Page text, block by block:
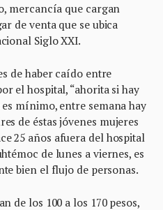
mercancía que cargan
de venta que se ubica
Siglo XXI.
de haber caído entre
el hospital, “ahorita si hay
mínimo, entre semana hay
de éstas jóvenes mujeres
25 años afuera del hospital
de lunes a viernes, es
bien el flujo de personas.
de los 100 a los 170 pesos,